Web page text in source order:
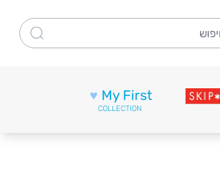
My First
♥
COLLECTION